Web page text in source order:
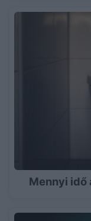
Mennyi idő